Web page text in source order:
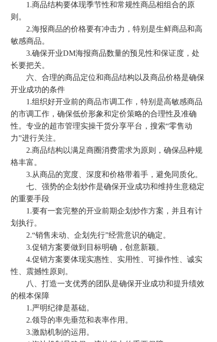
1.商品结构要体现季节性和常规性商品相组合的原
则。
2.海报商品的价格要有冲击力，特别是生鲜商品和高
敏感商品。
3.确保开业DM海报商品数量的预见性和保证度，处
长要把关。
六、合理的商品定位和商品结构以及商品价格是确保
开业成功的条件
1.组织好开业前的商品市调工作，特别是高敏感商品
的市调工作，确保低价形象和定价策略的合理性及准确
性。专业的超市管理实操干货分享平台，搜索“零售动
力”进行关注。
2.商品结构以满足商圈消费需求为原则，确保品种规
格丰富。
3.从商品的宽度、深度和价格带着手，避免同质化。
七、强势的企划炒作是确保开业成功和维持生意稳定
的重要手段
1.要有一套完整的开业前期企划炒作方案，并且有计
划执行。
2.“销售未动、企划先行”经营意识的确定。
3.促销方案要做到目标明确，创意新颖。
4.促销方案要体现实惠性、实用性、可操作性、诚实
性、震撼性原则。
八、打造一支优秀的团队是确保开业成功和提升绩效
的根本保障
1.严明纪律是基础。
2.领导的率先垂范和表率作用。
3.激励机制的运用。